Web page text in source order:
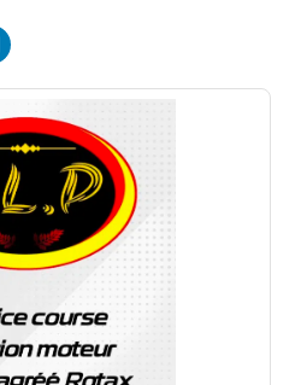
LinkedIn